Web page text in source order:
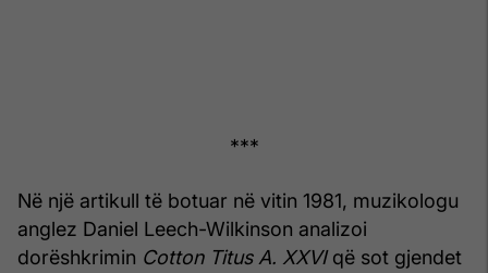
***
Në një artikull të botuar në vitin 1981, muzikologu
anglez Daniel Leech-Wilkinson analizoi
dorëshkrimin Cotton Titus A. XXVIqë sot gjendet